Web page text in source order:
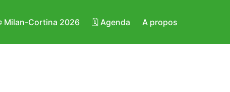
Milan-Cortina 2026 🗓️ Agenda A propos